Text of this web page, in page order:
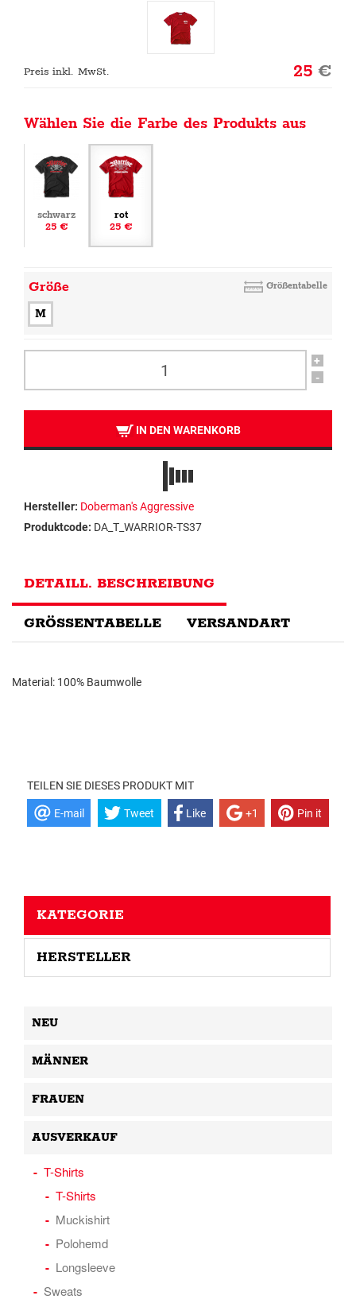
Preis inkl. MwSt. 25€
Wählen Sie die Farbe des Produkts aus
schwarz
25 €
rot
25 €
Größe Größentabelle
M
+
-
IN DEN WARENKORB
Hersteller: Doberman's Aggressive
Produktcode: DA_T_WARRIOR-TS37
DETAILL. BESCHREIBUNG
GRÖSSENTABELLE VERSANDART
Material: 100% Baumwolle
TEILEN SIE DIESES PRODUKT MIT
E-mail Tweet Like +1 Pin it
KATEGORIE
HERSTELLER
NEU
MÄNNER
FRAUEN
AUSVERKAUF
T-Shirts
T-Shirts
Muckishirt
Polohemd
Longsleeve
Sweats